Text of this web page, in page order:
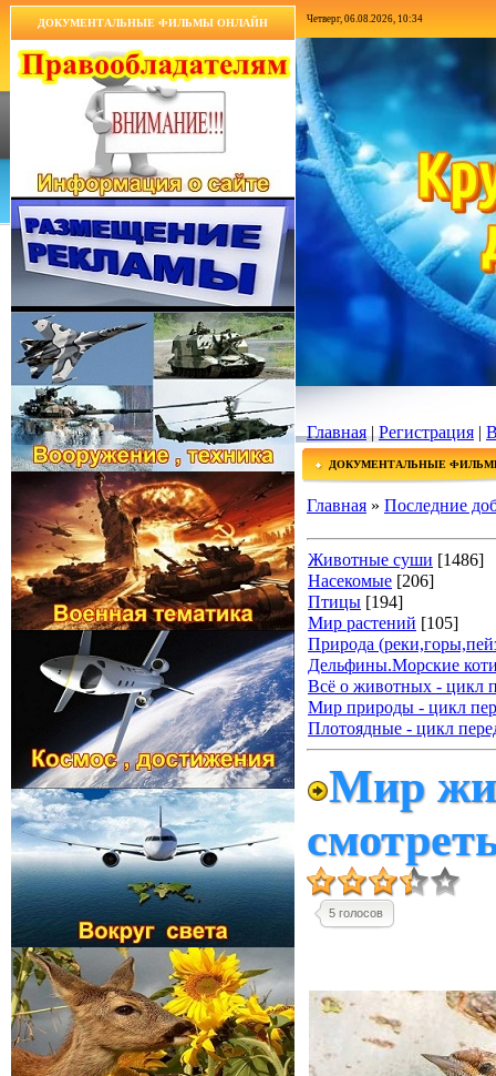
ДОКУМЕНТАЛЬНЫЕ ФИЛЬМЫ ОНЛАЙН Четверг, 06.08.2026, 10:34
Главная|Регистрация |
ДОКУМЕНТАЛЬНЫЕ
Главная » Последние
Животные суши [1486]
Насекомые [206]
Птицы [194]
Мир растений [105]
Природа
Дельфины.Морские
Всё о животных - цикл
Мир природы - цикл
Плотоядные - цикл
Мир
5 голосов